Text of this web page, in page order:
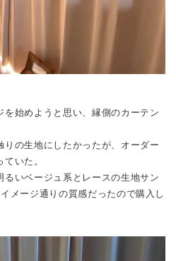
を始めようと思い、縁側のカーテン
りの生地にしたかったが、オーダー
いた。
るいベージュ系とレースの生地サン
メージ通りの質感だったので購入し